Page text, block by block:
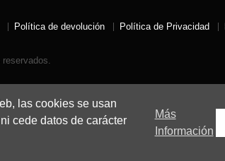
las cookies se usan
cede datos de carácter
Más
Información
Política de devolución Política de Privacidad